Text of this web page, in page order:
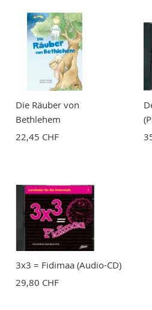
Die Räuber von
Bethlehem
22,45 CHF
3x3 = Fidimaa (Audio-CD)
29,80 CHF